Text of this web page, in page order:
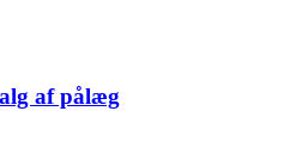
af pålæg